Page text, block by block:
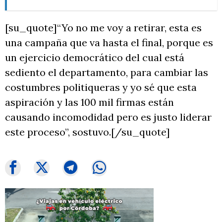
[su_quote]“Yo no me voy a retirar, esta es
una campaña que va hasta el final, porque es
un ejercicio democrático del cual está
sediento el departamento, para cambiar las
costumbres politiqueras y yo sé que esta
aspiración y las 100 mil firmas están
causando incomodidad pero es justo liderar
este proceso”, sostuvo.[/su_quote]